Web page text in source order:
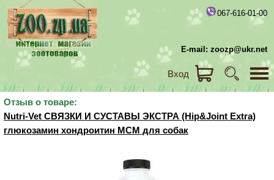
067-616-01-00
E-mail: zoozp@ukr.net
Вход
Отзыв о товаре:
Nutri-Vet СВЯЗКИ И СУСТАВЫ ЭКСТРА (Hip&Joint Extra)
глюкозамин хондроитин МСМ для собак